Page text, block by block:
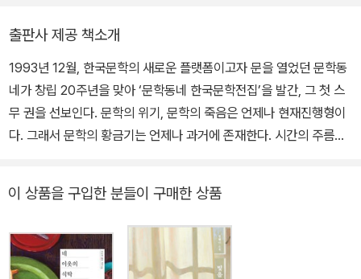
6) 대산문학상(1998) 무영문학상(2001) 김동리문학상(2002) 은
관문화훈장(2007) 인촌상(2011) 김만중문학상(2013) 한국가톨릭
문학상(2018) 만해문예대상(2020) 등을 수상했다.
출판사 제공 책소개
1993년 12월, 한국문학의 새로운 플랫폼이고자 문을 열었던 문학동
네가 창립 20주년을 맞아 ‘문학동네 한국문학전집’을 발간, 그 첫 스
무 권을 선보인다. 문학의 위기, 문학의 죽음은 언제나 현재진행형이
다. 그래서 문학의 황금기는 언제나 과거에 존재한다. 시간의 주름을
능하다. 미래 전망은 기억을 예언으로 승화하는 일이다. 과거를 재발
견, 재정의하지 않고서는 더 나은 세상을 꿈꿀 수 없다. 문학동네가 한
국문학전집을 새로 엮어내는 이유가 여기에 있다. 문학동네 한국문학
전집은 지난 20년간 문학동네를 통해 독자와 만나온 한국문학의 빛
이 상품을 구입한 분들이 구매한 상품